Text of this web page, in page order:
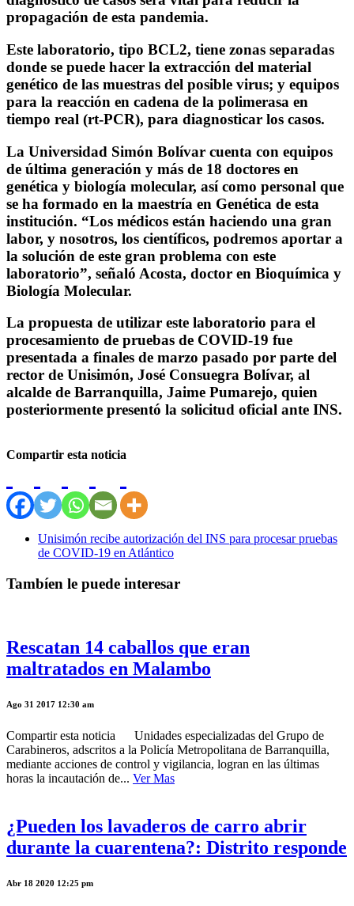
propagación de esta pandemia.
Este laboratorio, tipo BCL2, tiene zonas separadas
donde se puede hacer la extracción del material
genético de las muestras del posible virus; y equipos
para la reacción en cadena de la polimerasa en
tiempo real (rt-PCR), para diagnosticar los casos.
La Universidad Simón Bolívar cuenta con equipos
de última generación y más de 18 doctores en
genética y biología molecular, así como personal que
se ha formado en la maestría en Genética de esta
institución. “Los médicos están haciendo una gran
labor, y nosotros, los científicos, podremos aportar a
la solución de este gran problema con este
laboratorio”, señaló Acosta, doctor en Bioquímica y
Biología Molecular.
La propuesta de utilizar este laboratorio para el
procesamiento de pruebas de COVID-19 fue
presentada a finales de marzo pasado por parte del
rector de Unisimón, José Consuegra Bolívar, al
alcalde de Barranquilla, Jaime Pumarejo, quien
posteriormente presentó la solicitud oficial ante INS.
Compartir esta noticia
Unisimón recibe autorización del INS para procesar pruebas
de COVID-19 en Atlántico
Tambíen le puede interesar
Rescatan 14 caballos que eran
maltratados en Malambo
Ago 31 2017 12:30 am
Compartir esta noticia Unidades especializadas del Grupo de
Carabineros, adscritos a la Policía Metropolitana de Barranquilla,
mediante acciones de control y vigilancia, logran en las últimas
horas la incautación de... Ver Mas
¿Pueden los lavaderos de carro abrir
durante la cuarentena?: Distrito responde
Abr 18 2020 12:25 pm